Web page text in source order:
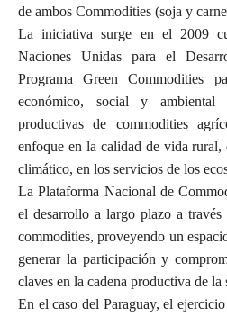
de ambos Commodities (soja y
La iniciativa surge en el 2009
Naciones Unidas para el
Programa Green Commodities
económico, social y ambiental
productivas de commodities
enfoque en la calidad de vida
climático, en los servicios de los
La Plataforma Nacional de
el desarrollo a largo plazo a
commodities, proveyendo un
generar la participación y
claves en la cadena productiva de la
En el caso del Paraguay, el